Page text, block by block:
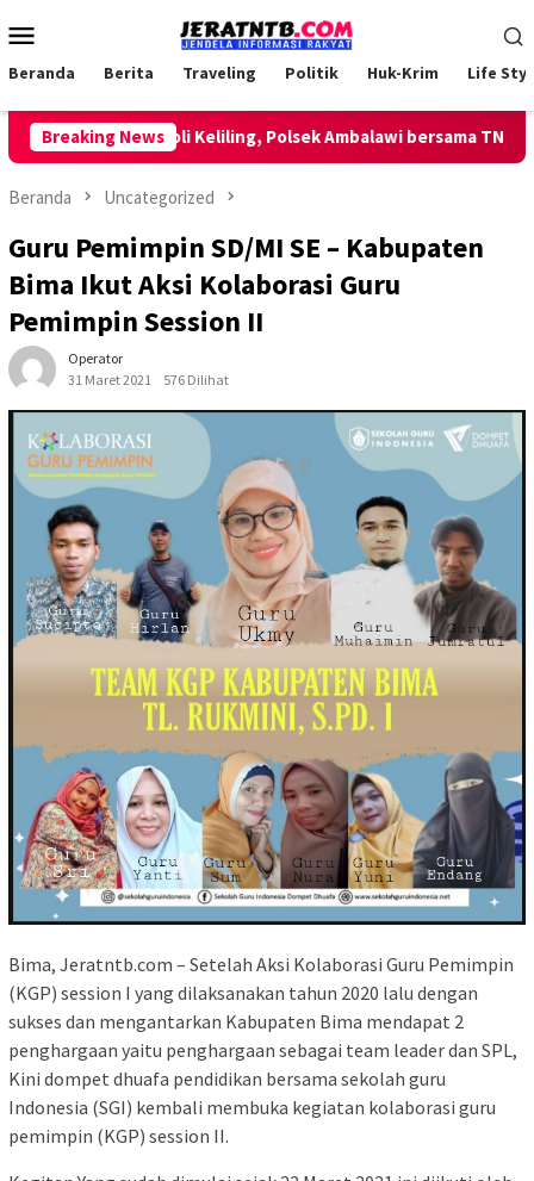
ke
Mobile
Beranda Berita Traveling Politik Huk-Krim Life
Breaking News
Lakukan Patroli Keliling, Polsek Ambalawi bersama TNI dan
Beranda Uncategorized
Guru Pemimpin SD/MI SE – Kabupaten
Bima Ikut Aksi Kolaborasi Guru
Pemimpin Session II
Operator
31 Maret 2021
576 Dilihat
Bima, Jeratntb.com – Setelah Aksi Kolaborasi Guru Pemimpin
(KGP) session I yang dilaksanakan tahun 2020 lalu dengan
sukses dan mengantarkan Kabupaten Bima mendapat 2
penghargaan yaitu penghargaan sebagai team leader dan SPL,
Kini dompet dhuafa pendidikan bersama sekolah guru
Indonesia (SGI) kembali membuka kegiatan kolaborasi guru
pemimpin (KGP) session II.